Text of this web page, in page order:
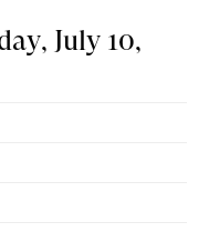
July 10,